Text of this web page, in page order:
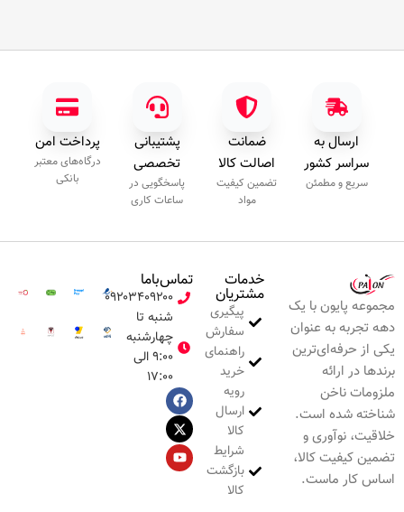
ارسال به
سراسر کشور
سریع و مطمئن
ضمانت
اصالت کالا
تضمین کیفیت
مواد
پشتیبانی
تخصصی
پاسخگویی در
ساعات کاری
پرداخت امن
درگاه‌های معتبر
بانکی
مجموعه پایون با یک
دهه تجربه به عنوان
یکی از حرفه‌ای‌ترین
برندها در ارائه
ملزومات ناخن
شناخته شده است.
خلاقیت، نوآوری و
تضمین کیفیت کالا،
اساس کار ماست.
خدمات
مشتریان
پیگیری
سفارش
راهنمای
خرید
رویه
ارسال
کالا
شرایط
بازگشت
کالا
تماس‌با‌ما
۰۹۲۰۳۴۰۹۲۰۰
شنبه تا
چهارشنبه
۹:۰۰ الی
۱۷:۰۰